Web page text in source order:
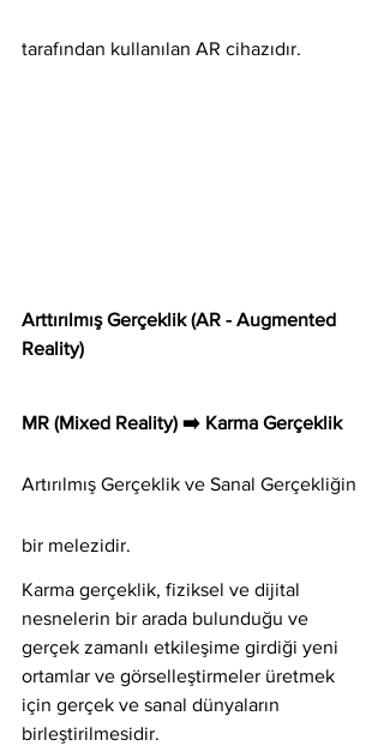
tarafından kullanılan AR cihazıdır.
Arttırılmış Gerçeklik (AR - Augmented
Reality)
MR (Mixed Reality) ➡️ Karma Gerçeklik
Artırılmış Gerçeklik ve Sanal Gerçekliğin
bir melezidir.
Karma gerçeklik, fiziksel ve dijital
nesnelerin bir arada bulunduğu ve
gerçek zamanlı etkileşime girdiği yeni
ortamlar ve görselleştirmeler üretmek
için gerçek ve sanal dünyaların
birleştirilmesidir.